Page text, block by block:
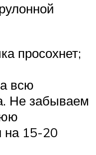
просохнет;
всю
Не забываем
на 15-20